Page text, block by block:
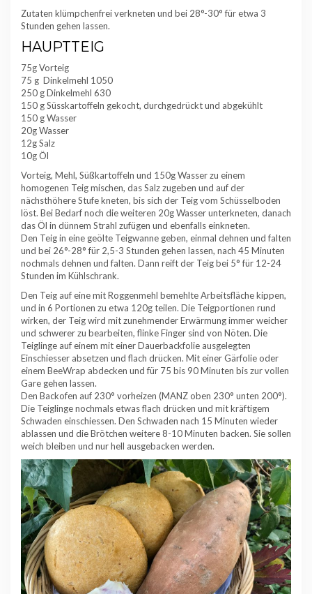
Zutaten klümpchenfrei verkneten und bei 28°-30° für etwa 3
Stunden gehen lassen.
HAUPTTEIG
75g Vorteig
75 g Dinkelmehl 1050
250 g Dinkelmehl 630
150 g Süsskartoffeln gekocht, durchgedrückt und abgekühlt
150 g Wasser
20g Wasser
12g Salz
10g Öl
Vorteig, Mehl, Süßkartoffeln und 150g Wasser zu einem
homogenen Teig mischen, das Salz zugeben und auf der
nächsthöhere Stufe kneten, bis sich der Teig vom Schüsselboden
löst. Bei Bedarf noch die weiteren 20g Wasser unterkneten, danach
das Öl in dünnem Strahl zufügen und ebenfalls einkneten.
Den Teig in eine geölte Teigwanne geben, einmal dehnen und falten
und bei 26°-28° für 2,5-3 Stunden gehen lassen, nach 45 Minuten
nochmals dehnen und falten. Dann reift der Teig bei 5° für 12-24
Stunden im Kühlschrank.
Den Teig auf eine mit Roggenmehl bemehlte Arbeitsfläche kippen,
und in 6 Portionen zu etwa 120g teilen. Die Teigportionen rund
wirken, der Teig wird mit zunehmender Erwärmung immer weicher
und schwerer zu bearbeiten, flinke Finger sind von Nöten. Die
Teiglinge auf einem mit einer Dauerbackfolie ausgelegten
Einschiesser absetzen und flach drücken. Mit einer Gärfolie oder
einem BeeWrap abdecken und für 75 bis 90 Minuten bis zur vollen
Gare gehen lassen.
Den Backofen auf 230° vorheizen (MANZ oben 230° unten 200°).
Die Teiglinge nochmals etwas flach drücken und mit kräftigem
Schwaden einschiessen. Den Schwaden nach 15 Minuten wieder
ablassen und die Brötchen weitere 8-10 Minuten backen. Sie sollen
weich bleiben und nur hell ausgebacken werden.